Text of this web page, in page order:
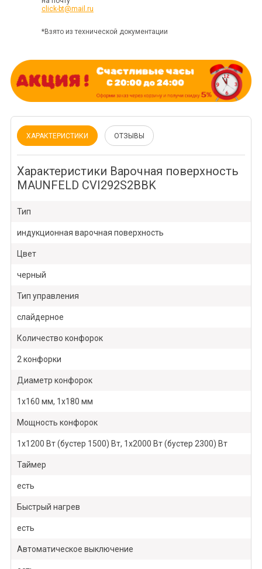
click-bt@mail.ru
*Взято из технической документации
ХАРАКТЕРИСТИКИ ОТЗЫВЫ
Характеристики Варочная поверхность
MAUNFELD CVI292S2BBK
Тип
индукционная варочная поверхность
Цвет
черный
Тип управления
слайдерное
Количество конфорок
2 конфорки
Диаметр конфорок
1x160 мм, 1x180 мм
Мощность конфорок
1х1200 Вт (бустер 1500) Вт, 1х2000 Вт (бустер 2300) Вт
Таймер
есть
Быстрый нагрев
есть
Автоматическое выключение